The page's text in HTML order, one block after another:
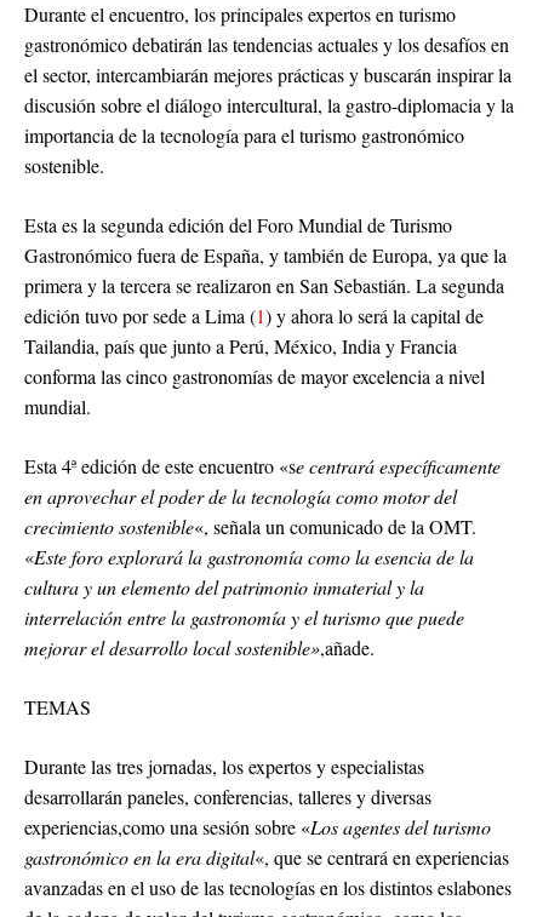
Durante el encuentro, los principales expertos en turismo
gastronómico debatirán las tendencias actuales y los desafíos en
el sector, intercambiarán mejores prácticas y buscarán inspirar la
discusión sobre el diálogo intercultural, la gastro-diplomacia y la
importancia de la tecnología para el turismo gastronómico
sostenible.
Esta es la segunda edición del Foro Mundial de Turismo
Gastronómico fuera de España, y también de Europa, ya que la
primera y la tercera se realizaron en San Sebastián. La segunda
edición tuvo por sede a Lima (1) y ahora lo será la capital de
Tailandia, país que junto a Perú, México, India y Francia
conforma las cinco gastronomías de mayor excelencia a nivel
mundial.
Esta 4ª edición de este encuentro «se centrará específicamente
en aprovechar el poder de la tecnología como motor del
crecimiento sostenible«, señala un comunicado de la OMT.
«Este foro explorará la gastronomía como la esencia de la
cultura y un elemento del patrimonio inmaterial y la
interrelación entre la gastronomía y el turismo que puede
mejorar el desarrollo local sostenible»,añade.
TEMAS
Durante las tres jornadas, los expertos y especialistas
desarrollarán paneles, conferencias, talleres y diversas
experiencias,como una sesión sobre «Los agentes del turismo
gastronómico en la era digital«, que se centrará en experiencias
avanzadas en el uso de las tecnologías en los distintos eslabones